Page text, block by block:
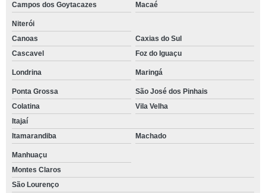
Campos dos Goytacazes
Macaé
Niterói
Canoas
Caxias do Sul
Cascavel
Foz do Iguaçu
Londrina Maringá
Ponta Grossa
São José dos Pinhais
Colatina
Vila Velha
Itajaí
Itamarandiba
Machado
Manhuaçu
Montes Claros
São Lourenço